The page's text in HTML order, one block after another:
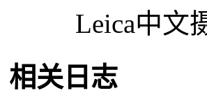
Leica中文
相关日志